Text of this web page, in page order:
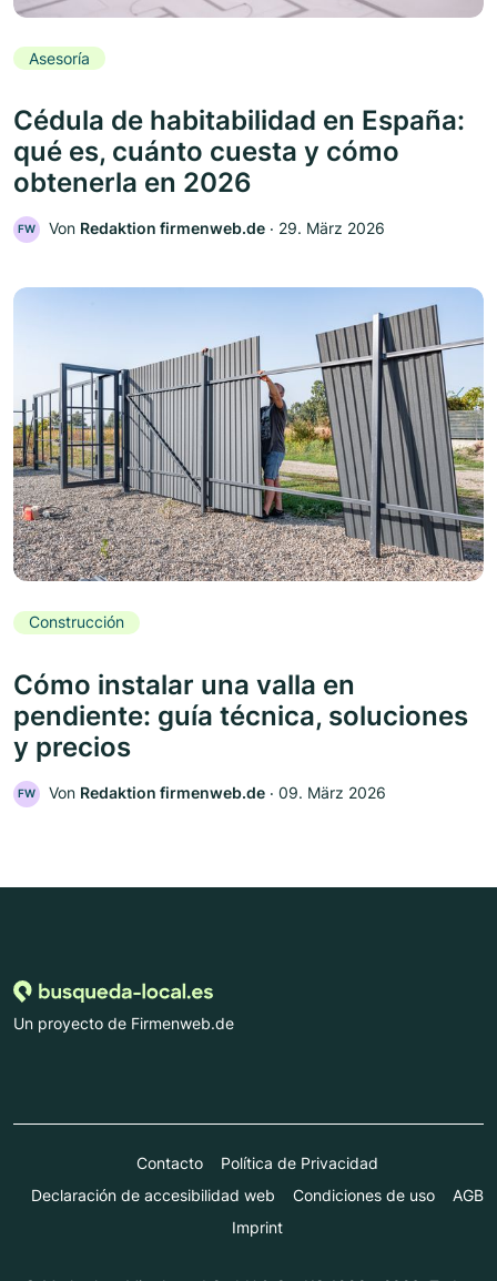
Asesoría
Cédula de habitabilidad en España:
qué es, cuánto cuesta y cómo
obtenerla en 2026
FW Von Redaktion firmenweb.de ‧ 29. März 2026
Construcción
Cómo instalar una valla en
pendiente: guía técnica, soluciones
y precios
FW Von Redaktion firmenweb.de ‧ 09. März 2026
Un proyecto de Firmenweb.de
Contacto
Política de Privacidad
Declaración de accesibilidad web
Condiciones de uso
AGB
Imprint